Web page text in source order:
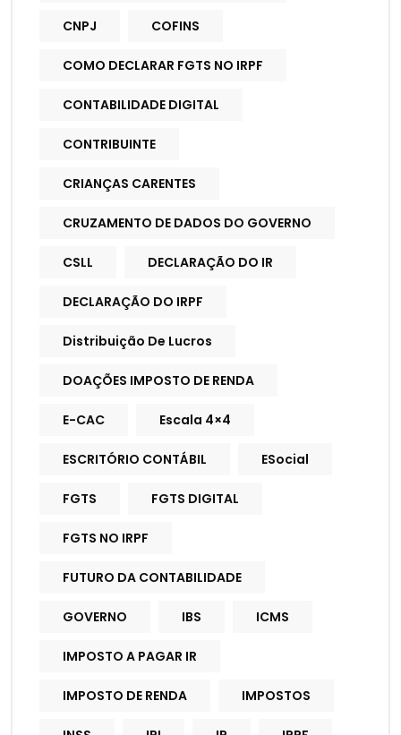
CNPJ COFINS
COMO DECLARAR FGTS NO IRPF
CONTABILIDADE DIGITAL
CONTRIBUINTE
CRIANÇAS CARENTES
CRUZAMENTO DE DADOS DO GOVERNO
CSLL DECLARAÇÃO DO IR
DECLARAÇÃO DO IRPF
Distribuição De Lucros
DOAÇÕES IMPOSTO DE RENDA
E-CAC Escala 4×4
ESCRITÓRIO CONTÁBIL ESocial
FGTS FGTS DIGITAL
FGTS NO IRPF
FUTURO DA CONTABILIDADE
GOVERNO IBS ICMS
IMPOSTO A PAGAR IR
IMPOSTO DE RENDA IMPOSTOS